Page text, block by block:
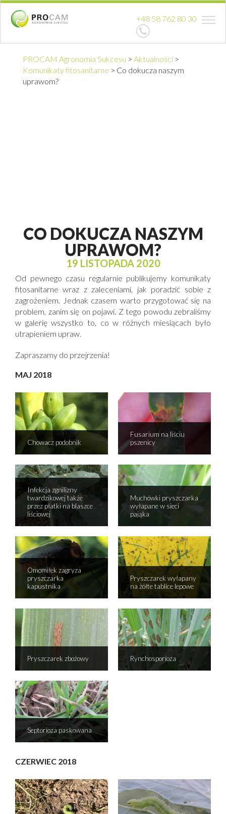
+48 58 762 80 30
PROCAM Agronomia Sukcesu > Aktualności >
Komunikaty fitosanitarne > Co dokucza naszym
uprawom?
CO DOKUCZA NASZYM
UPRAWOM?
19 LISTOPADA 2020
Od pewnego czasu regularnie publikujemy komunikaty
fitosanitarne wraz z zaleceniami, jak poradzić sobie z
zagrożeniem. Jednak czasem warto przygotować się na
problem, zanim się on pojawi. Z tego powodu zebraliśmy
w galerię wszystko to, co w różnych miesiącach było
utrapieniem upraw.
Zapraszamy do przejrzenia!
MAJ 2018
Chowacz podobnik
Fusarium na liściu
pszenicy
Infekcja zgnilizny
twardzikowej także
przez płatki na blaszce
liściowej
Muchówki pryszczarka
wyłapane w sieci
pająka
Omomiłek zagryza
pryszczarka
kapustnika
Pryszczarek wyłapany
na żółte tablice lepowe
Pryszczarek zbożowy Rynchosporioza
Septorioza paskowana
CZERWIEC 2018